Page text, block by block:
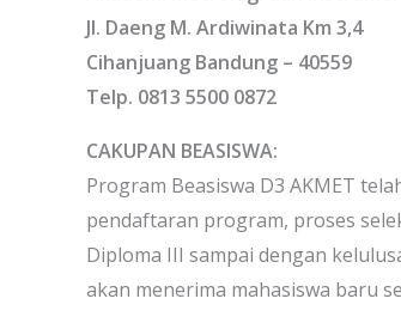
Jl. Daeng M. Ardiwinata Km 3,4
Cihanjuang Bandung – 40559
Telp. 0813 5500 0872
CAKUPAN BEASISWA:
Program Beasiswa D3 AKMET
pendaftaran program, proses
Diploma III sampai dengan
akan menerima mahasiswa baru